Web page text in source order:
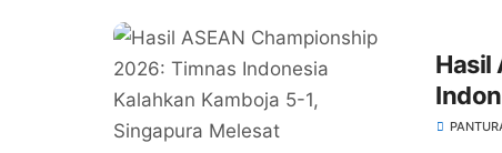
Hasil